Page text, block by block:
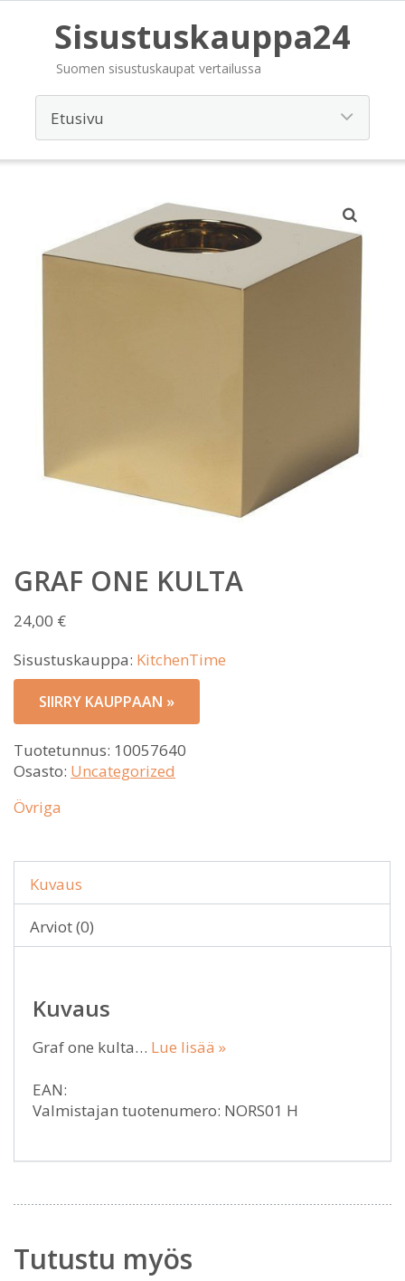
Sisustuskauppa24
Suomen sisustuskaupat vertailussa
GRAF ONE KULTA
24,00 €
Sisustuskauppa: KitchenTime
SIIRRY KAUPPAAN »
Tuotetunnus: 10057640
Osasto: Uncategorized
Övriga
Kuvaus
Arviot (0)
Kuvaus
Graf one kulta… Lue lisää »
EAN:
Valmistajan tuotenumero: NORS01 H
Tutustu myös